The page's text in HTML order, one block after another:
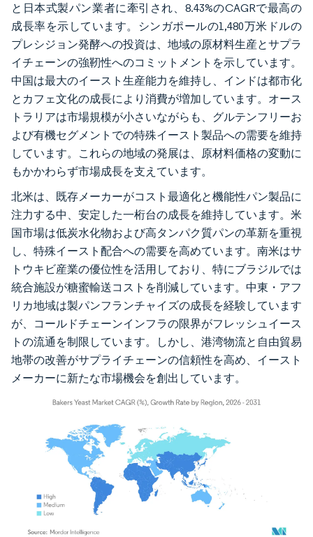
と日本式製パン業者に牽引され、8.43%のCAGRで最高の
成長率を示しています。シンガポールの1,480万米ドルの
プレシジョン発酵への投資は、地域の原材料生産とサプラ
イチェーンの強靭性へのコミットメントを示しています。
中国は最大のイースト生産能力を維持し、インドは都市化
とカフェ文化の成長により消費が増加しています。オース
トラリアは市場規模が小さいながらも、グルテンフリーお
よび有機セグメントでの特殊イースト製品への需要を維持
しています。これらの地域の発展は、原材料価格の変動に
もかかわらず市場成長を支えています。
北米は、既存メーカーがコスト最適化と機能性パン製品に
注力する中、安定した一桁台の成長を維持しています。米
国市場は低炭水化物および高タンパク質パンの革新を重視
し、特殊イースト配合への需要を高めています。南米はサ
トウキビ産業の優位性を活用しており、特にブラジルでは
統合施設が糖蜜輸送コストを削減しています。中東・アフ
リカ地域は製パンフランチャイズの成長を経験しています
が、コールドチェーンインフラの限界がフレッシュイース
トの流通を制限しています。しかし、港湾物流と自由貿易
地帯の改善がサプライチェーンの信頼性を高め、イースト
メーカーに新たな市場機会を創出しています。